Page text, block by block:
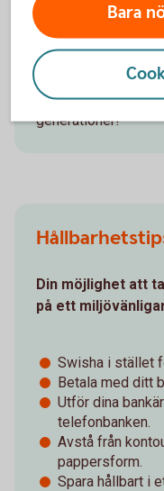
ekonomi och för
Vi har möjlighet att
och bidra till att
framtiden är en
generationer!
Din möjlighet att
på ett
Swisha i stället
Betala med ditt
Utför dina
telefonbanken.
Avstå från
pappersform.
Spara hållbart i
Bara